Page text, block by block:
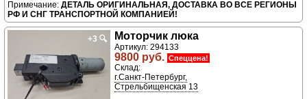
ДЕТАЛЬ ОРИГИНАЛЬНАЯ, ДОСТАВКА ВО ВСЕ РЕГИОНЫ
РФ И СНГ ТРАНСПОРТНОЙ КОМПАНИЕЙ!
+3 🔍 Моторчик люка
Артикул: 294133
9800 руб. Спеццена!
Склад:
г.Санкт-Петербург,
Стрельбищенская 13